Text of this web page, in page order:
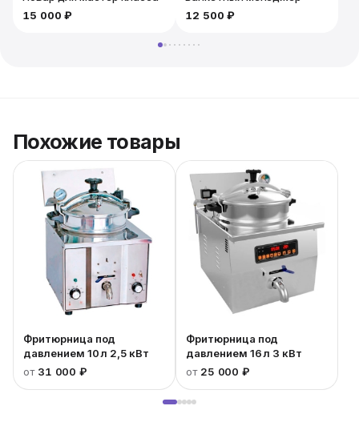
15 000 ₽
12 500 ₽
Похожие товары
Фритюрница под
давлением 10 л 2,5 кВт
от 31 000 ₽
Фритюрница под
давлением 16 л 3 кВт
от 25 000 ₽